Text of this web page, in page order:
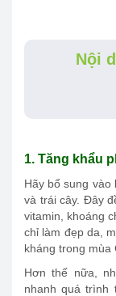
Nội
1. Tăng khẩu
Hãy bổ sung vào
và trái cây. Đây
vitamin, khoáng
chỉ làm đẹp da,
kháng trong mùa
Hơn thế nữa,
nhanh quá trình